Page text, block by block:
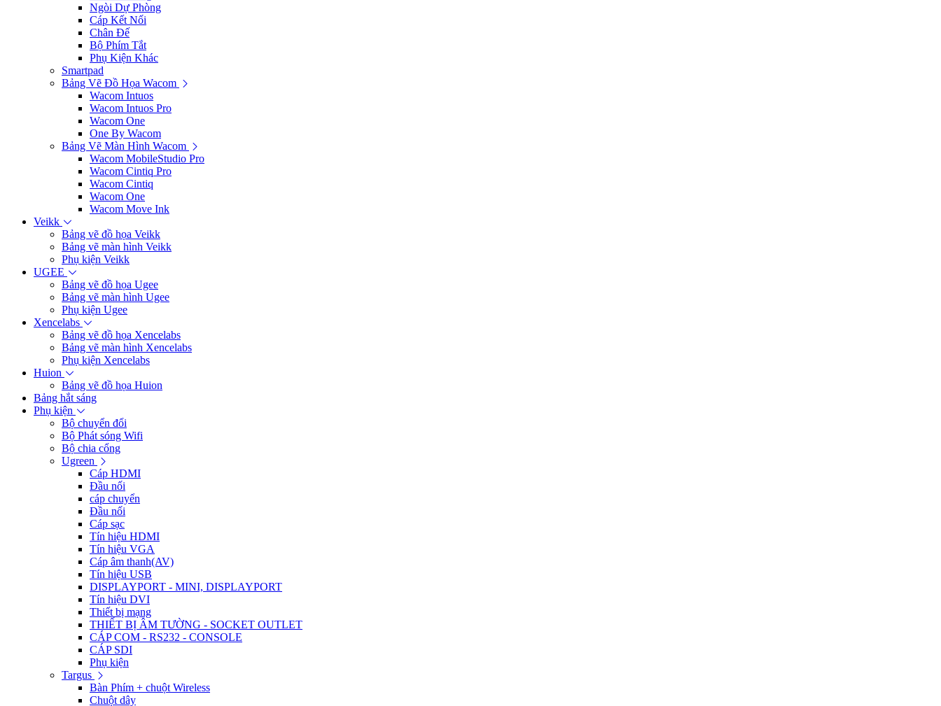
Ngòi Dự Phòng
Cáp Kết Nối
Chân Đế
Bộ Phím Tắt
Phụ Kiện Khác
Smartpad
Bảng Vẽ Đồ Họa Wacom
Wacom Intuos
Wacom Intuos Pro
Wacom One
One By Wacom
Bảng Vẽ Màn Hình Wacom
Wacom MobileStudio Pro
Wacom Cintiq Pro
Wacom Cintiq
Wacom One
Wacom Move Ink
Veikk
Bảng vẽ đồ họa Veikk
Bảng vẽ màn hình Veikk
Phụ kiện Veikk
UGEE
Bảng vẽ đồ họa Ugee
Bảng vẽ màn hình Ugee
Phụ kiện Ugee
Xencelabs
Bảng vẽ đồ họa Xencelabs
Bảng vẽ màn hình Xencelabs
Phụ kiện Xencelabs
Huion
Bảng vẽ đồ họa Huion
Bảng hắt sáng
Phụ kiện
Bộ chuyển đổi
Bộ Phát sóng Wifi
Bộ chia cổng
Ugreen
Cáp HDMI
Đầu nối
cáp chuyển
Đầu nối
Cáp sạc
Tín hiệu HDMI
Tín hiệu VGA
Cáp âm thanh(AV)
Tín hiệu USB
DISPLAYPORT - MINI, DISPLAYPORT
Tín hiệu DVI
Thiết bị mạng
THIẾT BỊ ÂM TƯỜNG - SOCKET OUTLET
CÁP COM - RS232 - CONSOLE
CÁP SDI
Phụ kiện
Targus
Bàn Phím + chuột Wireless
Chuột dây